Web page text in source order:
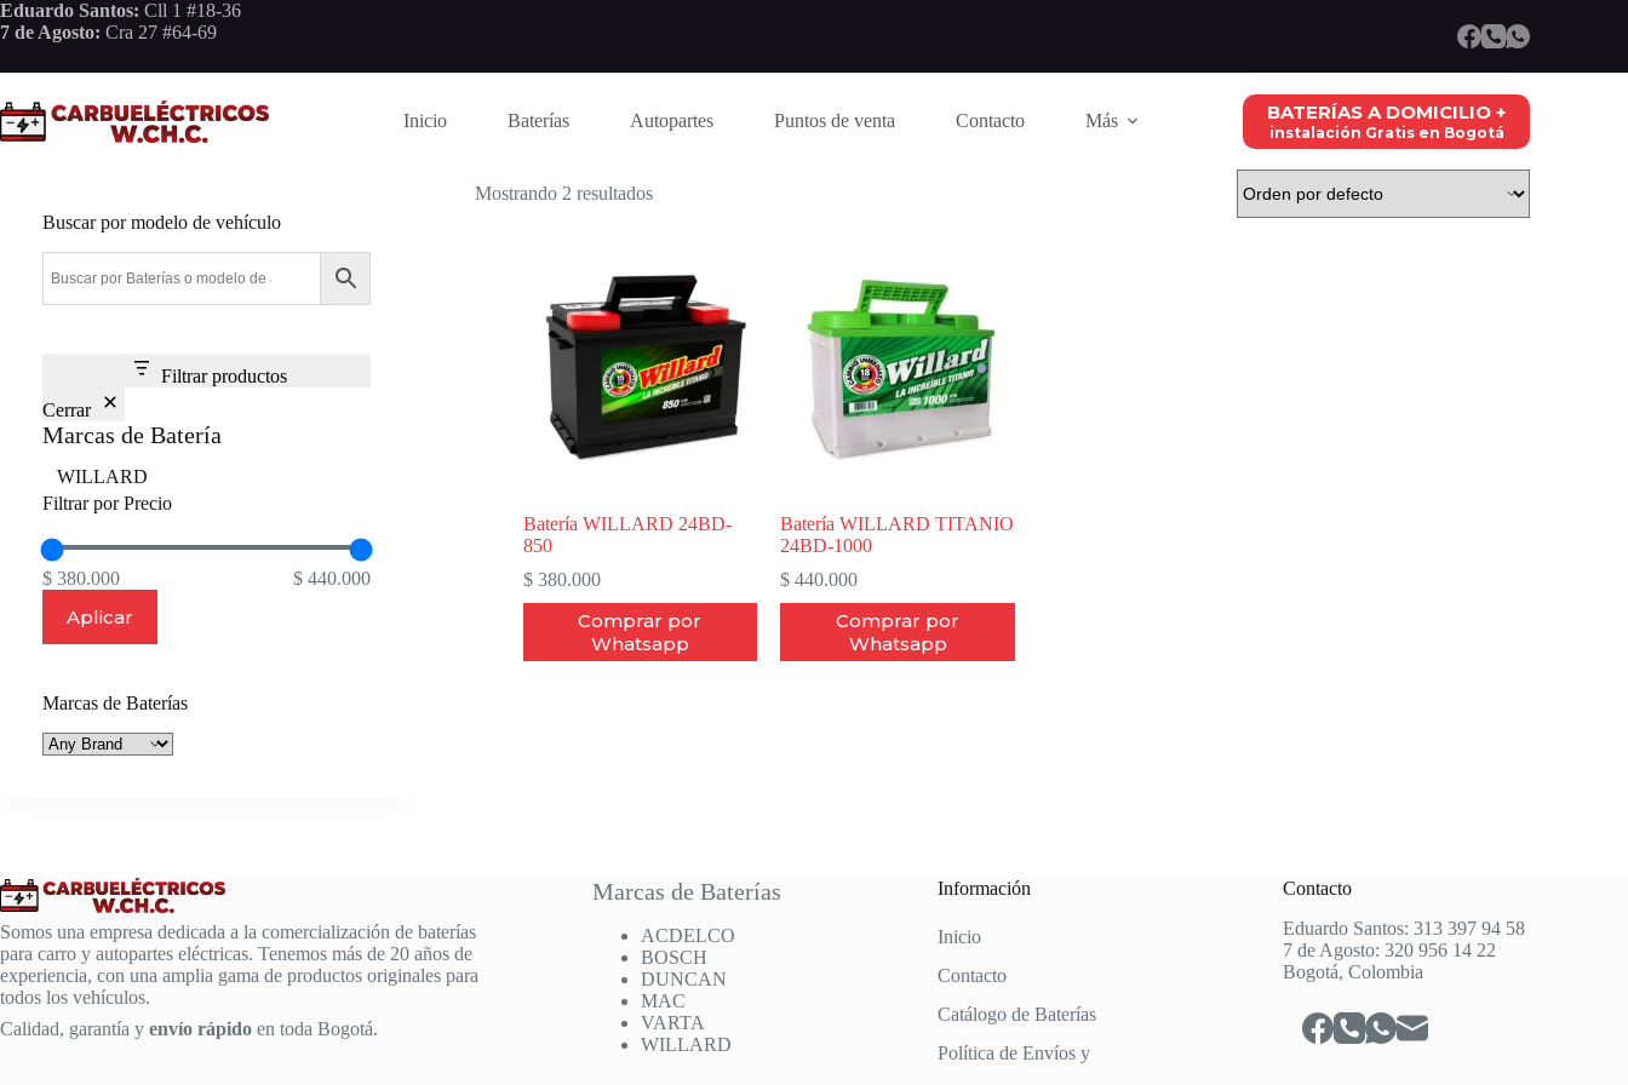
Saltar
al
Eduardo Santos: Cll 1 #18-36
7 de Agosto: Cra 27 #64-69
Inicio Baterías Autopartes Puntos de venta Contacto Más BATERÍAS A DOMICILIO +
instalación Gratis en Bogotá
Mostrando 2 resultados
Batería WILLARD 24BD-
850
$380.000
Comprar por
Whatsapp
Batería WILLARD TITANIO
24BD-1000
$ 440.000
Comprar por
Whatsapp
Buscar por modelo de vehículo
Filtrar productos
Cerrar
Marcas de Batería
Marca
WILLARD
Filtrar por Precio
$ 380.000 $ 440.000
Aplicar
Marcas de Baterías
Somos una empresa dedicada a la comercialización de baterías
para carro y autopartes eléctricas. Tenemos más de 20 años de
experiencia, con una amplia gama de productos originales para
todos los vehículos.
Calidad, garantía y envío rápido en toda Bogotá.
Marcas de Baterías
ACDELCO
BOSCH
DUNCAN
MAC
VARTA
WILLARD
Información
Inicio
Contacto
Catálogo de Baterías
Política de Envíos y
Contacto
Eduardo Santos: 313 397 94 58
7 de Agosto: 320 956 14 22
Bogotá, Colombia